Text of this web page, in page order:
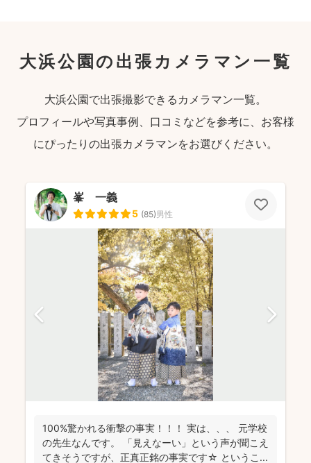
大浜公園の出張カメラマン一覧
大浜公園で出張撮影できるカメラマン一覧。
プロフィールや写真事例、口コミなどを参考に、お客様
にぴったりの出張カメラマンをお選びください。
峯 一義
5 (85)男性
100%驚かれる衝撃の事実！！！ 実は、、、 元学校
の先生なんです。 「見えなーい」という声が聞こえ
てきそうですが、正真正銘の事実です☆ というこ...